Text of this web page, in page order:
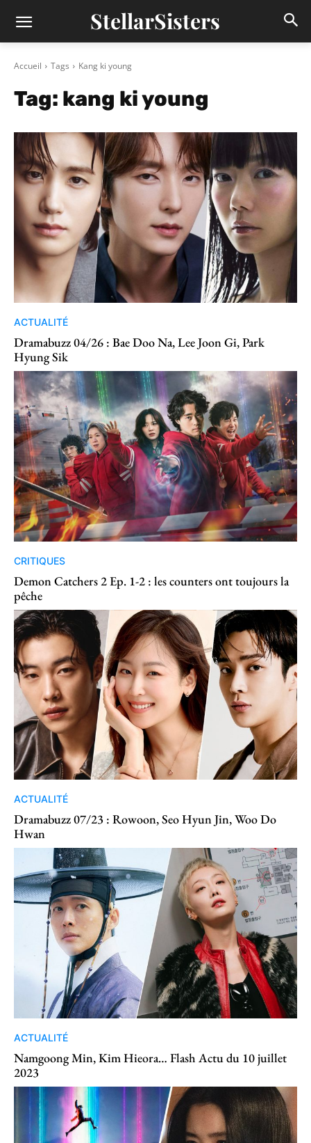
StellarSisters
Accueil Tags Kang ki young
Tag: kang ki young
ACTUALITÉ
Dramabuzz 04/26 : Bae Doo Na, Lee Joon Gi, Park
Hyung Sik
CRITIQUES
Demon Catchers 2 Ep. 1-2 : les counters ont toujours la
pêche
ACTUALITÉ
Dramabuzz 07/23 : Rowoon, Seo Hyun Jin, Woo Do
Hwan
ACTUALITÉ
Namgoong Min, Kim Hieora… Flash Actu du 10 juillet
2023